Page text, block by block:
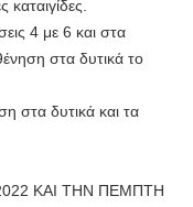
4 με 6 και στα
στα δυτικά το
στα δυτικά και τα
ΚΑΙ ΤΗΝ ΠΕΜΠΤΗ